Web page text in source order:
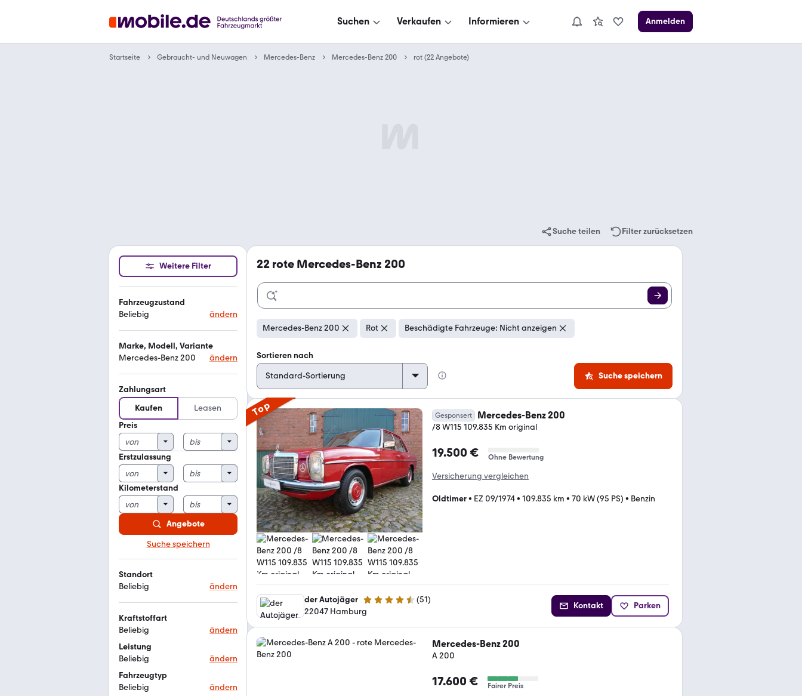
Suchen Verkaufen Informieren Anmelden
Startseite Gebraucht- und Neuwagen Mercedes-Benz Mercedes-Benz 200 rot (22 Angebote)
Suche teilen Filter zurücksetzen
Weitere Filter
Fahrzeugzustand
Beliebig
ändern
Marke, Modell, Variante
Mercedes-Benz 200
ändern
Zahlungsart
Kaufen
Leasen
Preis
Erstzulassung
Kilometerstand
Angebote
Suche speichern
Standort
Beliebig
ändern
Kraftstoffart
Beliebig
ändern
Leistung
Beliebig
ändern
Fahrzeugtyp
Beliebig
ändern
22 rote Mercedes-Benz 200
Mercedes-Benz 200 Rot Beschädigte Fahrzeuge: Nicht anzeigen
Sortieren nach
Suche speichern
Top Gesponsert Mercedes-Benz 200
/8 W115 109.835 Km original
19.500 € Ohne Bewertung
Versicherung vergleichen
Oldtimer• EZ 09/1974• 109.835 km • 70 kW (95 PS) • Benzin
der Autojäger 4.6 Sterne (51)
22047 Hamburg
Kontakt Parken
Mercedes-Benz 200
A 200
17.600 € Fairer Preis